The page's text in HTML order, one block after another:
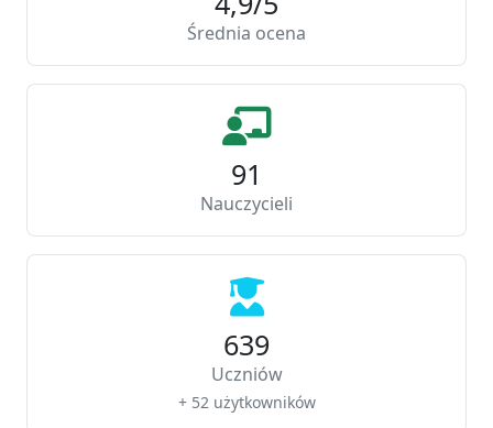
Średnia ocena
91
Nauczycieli
639
Uczniów
+ 52 użytkowników